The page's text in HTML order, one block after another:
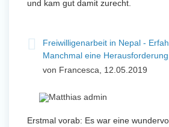
und kam gut damit zurecht.
Freiwilligenarbeit in Nepal -
Manchmal eine Herausforderung
von Francesca, 12.05.2019
Erstmal vorab: Es war eine